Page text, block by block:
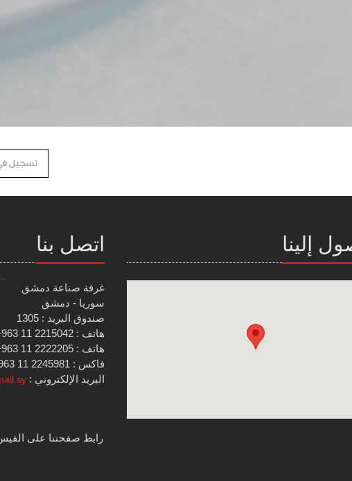
إلينا اتصل بنا
غرفة صناعة دمشق
سوريا - دمشق
صندوق البريد : 1305
هاتف : 2215042 11 963+
هاتف : 2222205 11 963+
فاكس : 2245981 11 963+
البريد الإلكتروني :
رابط صفحتنا على